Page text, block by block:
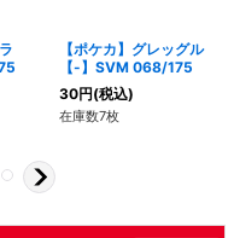
【ポケカ】グレッグル
【-】SVM 068/175
30円(税込)
在庫数7枚